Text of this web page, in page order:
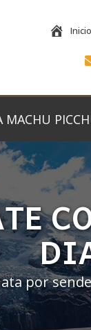
Inicio
MACHU
por